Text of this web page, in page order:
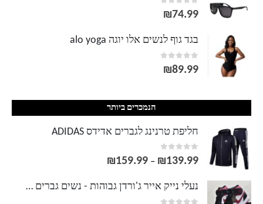
0
out of 5
₪74.99
בגד גוף לנשים אלו יוגה alo yoga
0
out of 5
₪89.99
הנמכרים ביותר
חליפת טרנינג לגברים אדידס ADIDAS
0
out of 5
₪139.99
–
₪159.99
נעלי נייק אייר ג'ורדן גבוהות - נשים גברים NIKE AIR JORDAN